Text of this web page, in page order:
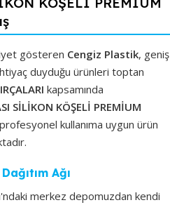
gösteren Cengiz Plastik, geniş
duyduğu ürünleri toptan
kapsamında
SİLİKON KÖŞELİ PREMİUM
kullanıma uygun ürün
Ağı
merkez depomuzdan kendi